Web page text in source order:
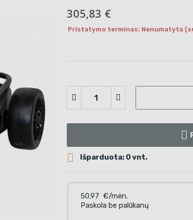
305,83 €
Pristatymo terminas: Nenumatyta
 Išparduota: 0 vnt.